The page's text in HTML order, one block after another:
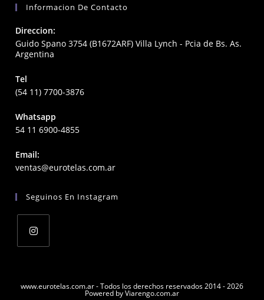
Informacion De Contacto
Direccion:
Guido Spano 3754 (B1672ARF) Villa Lynch - Pcia de Bs. As.
Argentina
Tel
(54 11) 7700-3876
Whatsapp
54 11 6900-4855
Email:
ventas@eurotelas.com.arOpens
application
Seguinos En Instagram
awww.eurotelas.com.ar - Todos los derechos reservados 2014 - 2026
Powered by Viarengo.com.ar